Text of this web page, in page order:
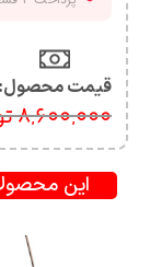
قیمت محصول:​
8,600,000
این